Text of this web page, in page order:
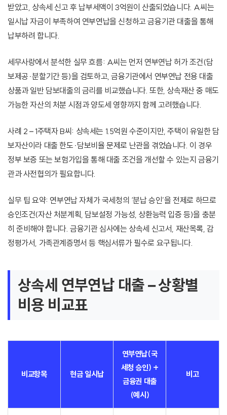
받았고, 상속세 신고 후 납부세액이 3억원이 산출되었습니다. A씨는
일시납 자금이 부족하여 연부연납을 신청하고 금융기관 대출을 통해
납부하려 합니다.
세무사랑에서 분석한 실무 흐름: A씨는 먼저 연부연납 허가 조건(담
보제공·분할기간 등)을 검토하고, 금융기관에서 연부연납 전용 대출
상품과 일반 담보대출의 금리를 비교했습니다. 또한, 상속재산 중 매도
가능한 자산의 처분 시점과 양도세 영향까지 함께 고려했습니다.
사례 2 – 1주택자 B씨: 상속세는 1.5억원 수준이지만, 주택이 유일한 담
보자산이라 대출 한도·담보비율 문제로 난관을 겪었습니다. 이 경우
정부 보증 또는 보험가입을 통해 대출 조건을 개선할 수 있는지 금융기
관과 사전협의가 필요합니다.
실무 팁 요약: 연부연납 자체가 국세청의 ‘분납 승인’을 전제로 하므로
승인조건(자산 처분계획, 담보설정 가능성, 상환능력 입증 등)을 충분
히 준비해야 합니다. 금융기관 심사에는 상속세 신고서, 재산목록, 감
정평가서, 가족관계증명서 등 핵심서류가 필수로 요구됩니다.
상속세 연부연납 대출 – 상황별
비용 비교표
비교항목 현금 일시납
연부연납(국
세청 승인) +
금융권 대출
(예시)
비고